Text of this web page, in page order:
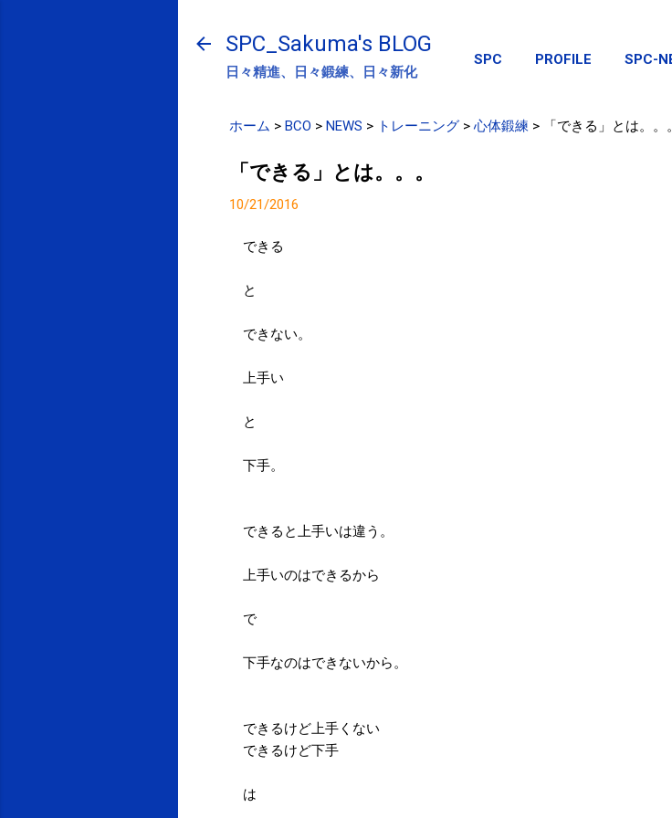
SPC_Sakuma's BLOG
日々精進、日々鍛練、日々新化
SPC PROFILE SPC-
ホーム > BCO > NEWS > トレーニング > 心体鍛練 > 「できる」とは。。。
「できる」とは。。。
10/21/2016
できる
と
できない。
上手い
と
下手。
できると上手いは違う。
上手いのはできるから
で
下手なのはできないから。
できるけど上手くない
できるけど下手
は